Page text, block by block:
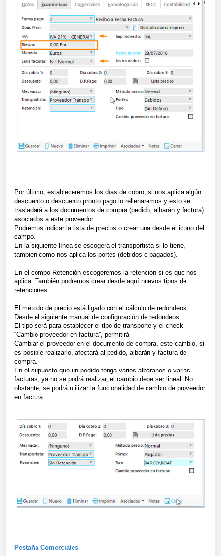
Por último, estableceremos los días de cobro, si nos aplica algún
descuento o descuento pronto pago lo rellenaremos y esto se
trasladará a los documentos de compra (pedido, albarán y factura)
asociados a este proveedor.
Podremos indicar la lista de precios o crear una desde el icono del
campo.
En la siguiente línea se escogerá el transportista si lo tiene,
también como nos aplica los portes (debidos o pagados).
En el combo Retención escogeremos la retención si es que nos
aplica. También podremos crear desde aquí nuevos tipos de
retenciones.
El método de precio está ligado con el cálculo de redondeos.
Desde el siguiente manual de configuración de redondeos.
El tipo será para establecer el tipo de transporte y el check
“Cambio proveedor en factura”, permitirá
Cambiar el proveedor en el documento de compra, este cambio, si
es posible realizarlo, afectará al pedido, albarán y factura de
compra.
En el supuesto que un pedido tenga varios albaranes o varias
facturas, ya no se podrá realizar, el cambio debe ser lineal. No
obstante, se podrá utilizar la funcionalidad de cambio de proveedor
en factura.
Pestaña Comerciales